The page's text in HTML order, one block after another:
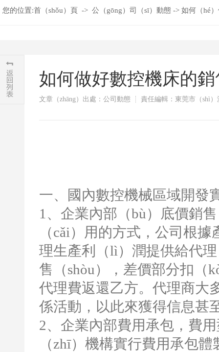
您的位置:首（shǒu）頁 -> 公（gōng）司（sī）動態 -> 如何（hé
如何做好數控機床的
文章（zhāng）出處：公司動態 責任編輯：東莞市（shì
一、國內數控機械區域開發
1 、企業內部（bù）底價銷
（cǎi）用的方式，公司根
理生產利（lì）潤提供給代
售（shòu），差價部分扣（
代理費返還乙方。代理商大
係活動，以此來獲得信息甚
2、企業內部費用承包，費
（zhī）機構實行費用承包